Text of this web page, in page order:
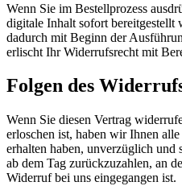
Wenn Sie im Bestellprozess
digitale Inhalt sofort bereitgestellt
dadurch mit Beginn der
erlischt Ihr Widerrufsrecht mit
Folgen des
Wenn Sie diesen Vertrag
erloschen ist, haben wir Ihnen
erhalten haben, unverzüglich und
ab dem Tag zurückzuzahlen, an
Widerruf bei uns eingegangen ist.